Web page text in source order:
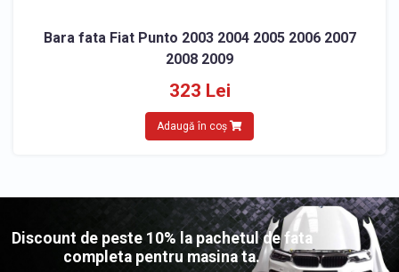
Bara fata Fiat Punto 2003 2004 2005 2006 2007
2008 2009
323 Lei
Adaugă în coș
Discount de peste 10% la pachetul de fata
completa pentru masina ta.